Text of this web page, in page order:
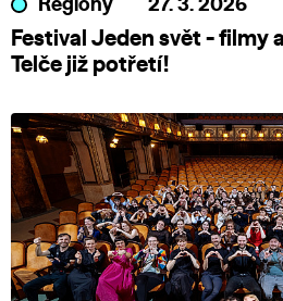
Regiony 27. 3. 2026
Festival Jeden svět - filmy
Telče již potřetí!